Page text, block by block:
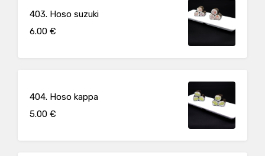
403. Hoso suzuki
6.00 €
404. Hoso kappa
5.00 €